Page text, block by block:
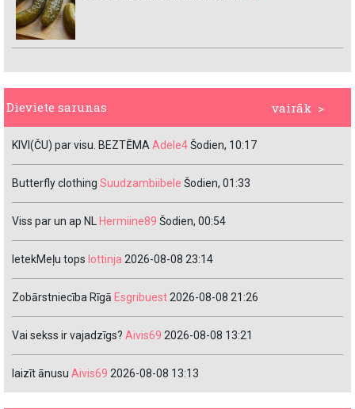
vairāk >
Dieviete sarunas
KIVI(ČU) par visu. BEZTĒMAAdele4Šodien, 10:17
Butterfly clothing Suudzambiibele Šodien, 01:33
Viss par un ap NL Hermiine89 Šodien, 00:54
IetekMeļu tops lottinja 2026-08-08 23:14
Zobārstniecība Rīgā Esgribuest2026-08-08 21:26
Vai sekss ir vajadzīgs? Aivis69 2026-08-08 13:21
laizīt ānusu Aivis69 2026-08-08 13:13